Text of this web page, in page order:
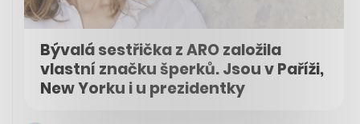
Bývalá sestřička z ARO založila
vlastní značku šperků. Jsou v Paříži,
New Yorku i u prezidentky